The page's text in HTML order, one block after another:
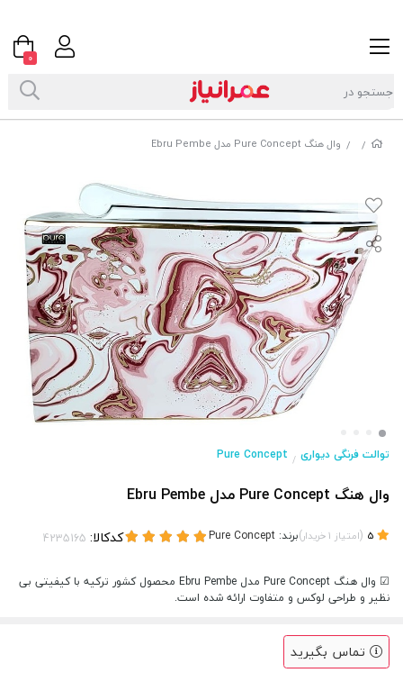
/
/ وال هنگ Pure Concept مدل Ebru Pembe
توالت فرنگی دیواری /
Pure Concept
وال هنگ Pure Concept مدل Ebru Pembe
(امتیاز 1خریدار)برند: Pure Concept کدکالا:
☑ وال هنگ Pure Concept مدل Ebru Pembe محصول کشور ترکیه با کیفیتی بی
نظیر و طراحی لوکس و متفاوت ارائه شده است.
تماس بگیرید
0